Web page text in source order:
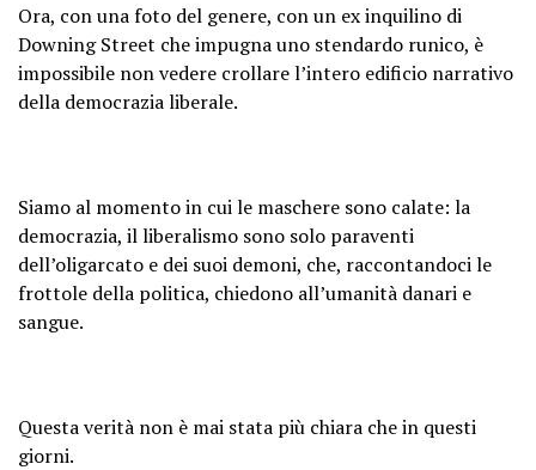
Ora, con una foto del genere, con un ex inquilino di
Downing Street che impugna uno stendardo runico, è
impossibile non vedere crollare l’intero edificio narrativo
della democrazia liberale.
Siamo al momento in cui le maschere sono calate: la
democrazia, il liberalismo sono solo paraventi
dell’oligarcato e dei suoi demoni, che, raccontandoci le
frottole della politica, chiedono all’umanità danari e
sangue.
Questa verità non è mai stata più chiara che in questi
giorni.